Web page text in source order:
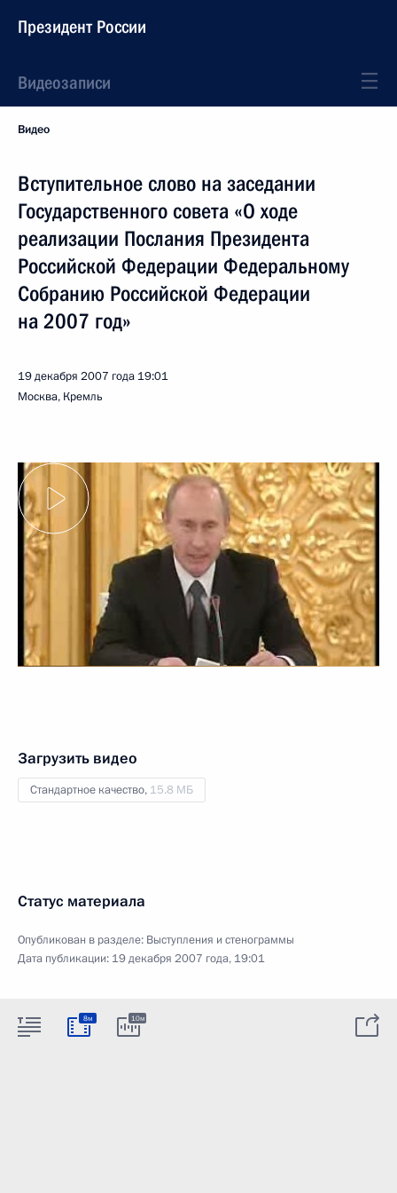
Президент России
Видеозаписи
Видео
Вступительное слово на заседании
Государственного совета «О ходе
реализации Послания Президента
Российской Федерации Федеральному
Собранию Российской Федерации
на 2007 год»
19 декабря 2007 года 19:01
Москва, Кремль
Загрузить видео
Стандартное качество, 15.8 МБ
Статус материала
Опубликован в разделе: Выступления и стенограммы
Дата публикации: 19 декабря 2007 года, 19:01
8м 10м